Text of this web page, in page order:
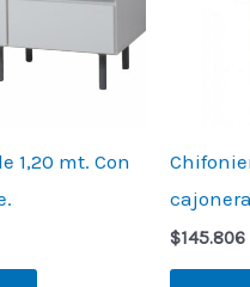
1,20 mt. Con
$145.806